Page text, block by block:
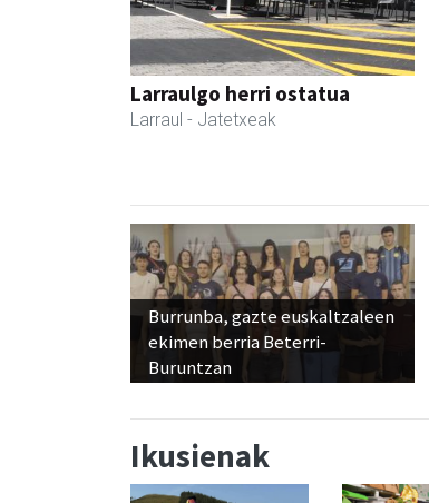
Larraulgo herri ostatua
Larraul - Jatetxeak
Burrunba, gazte euskaltzaleen
ekimen berria Beterri-
Buruntzan
Ikusienak